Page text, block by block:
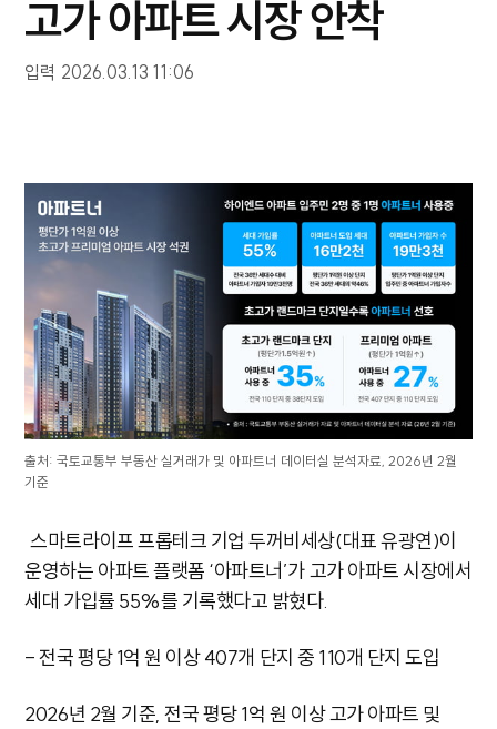
고가 아파트 시장 안착
입력 2026.03.13 11:06
출처: 국토교통부 부동산 실거래가 및 아파트너 데이터실 분석자료, 2026년 2월
기준
스마트라이프 프롭테크 기업 두꺼비세상(대표 유광연)이
운영하는 아파트 플랫폼 ‘아파트너’가 고가 아파트 시장에서
세대 가입률 55%를 기록했다고 밝혔다.
- 전국 평당 1억 원 이상 407개 단지 중 110개 단지 도입
2026년 2월 기준, 전국 평당 1억 원 이상 고가 아파트 및